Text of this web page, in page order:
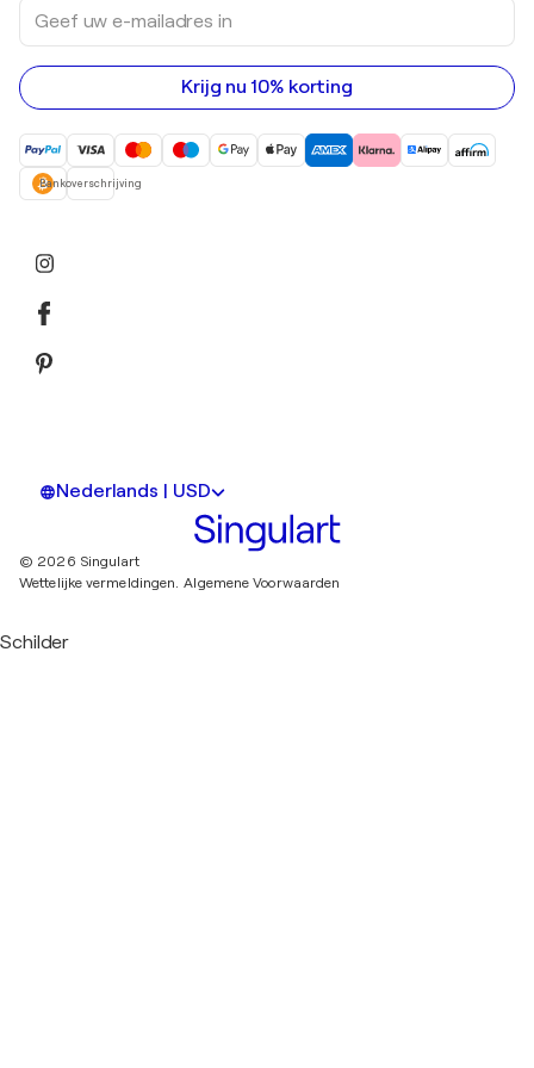
Acrylverfschilderijen
Geef
uw
e-
mailadres
in
Krijg nu 10% korting
Bankoverschrijving
Nederlands | USD
© 2026 Singulart
Wettelijke vermeldingen. Algemene Voorwaarden
Schilder